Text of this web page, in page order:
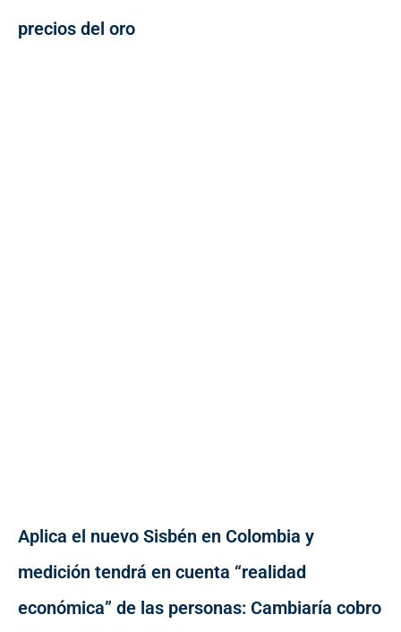
precios del oro
Aplica el nuevo Sisbén en Colombia y
medición tendrá en cuenta “realidad
económica” de las personas: Cambiaría cobro